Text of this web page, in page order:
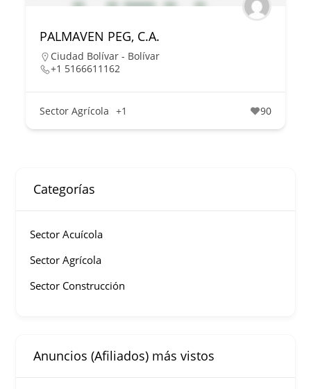
PALMAVEN PEG, C.A.
Ciudad Bolívar - Bolívar
+1 5166611162
Sector Agrícola +1 90
Categorías
Sector Acuícola
Sector Agrícola
Sector Construcción
Anuncios (Afiliados) más vistos